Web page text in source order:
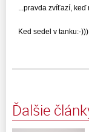
...pravda zvíťazí, keď
Ked sedel v tanku:-)))
Ďalšie